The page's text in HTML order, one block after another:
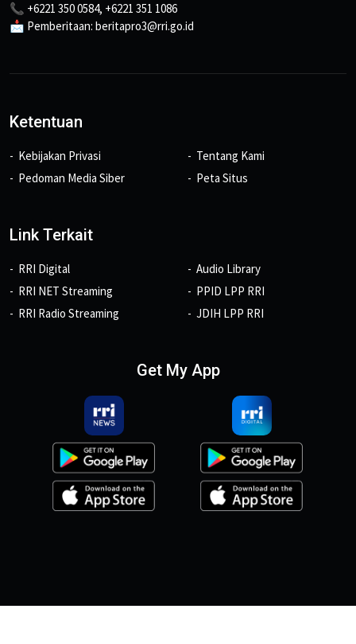
📞 +6221 350 0584, +6221 351 1086
📩 Pemberitaan: beritapro3@rri.go.id
Ketentuan
Kebijakan Privasi
Pedoman Media Siber
Tentang Kami
Peta Situs
Link Terkait
RRI Digital
RRI NET Streaming
RRI Radio Streaming
Audio Library
PPID LPP RRI
JDIH LPP RRI
Get My App